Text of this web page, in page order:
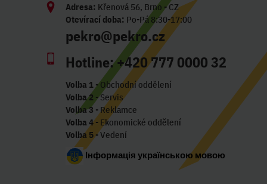
Adresa: Křenová 56, Brno - CZ
Otevírací doba: Po-Pá 8:30-17:00
pekro@pekro.cz
Hotline:+420 777 0000 32
Volba 1- Obchodní oddělení
Volba 2 - Servis
Volba 3 - Reklamce
Volba 4- Ekonomické oddělení
Volba 5- Vedení
Інформація українською мовою